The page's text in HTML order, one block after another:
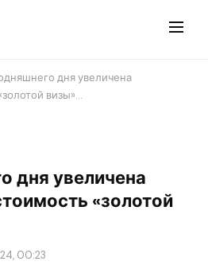
дня увеличена
визы»…
дня увеличена
«золотой
00:23